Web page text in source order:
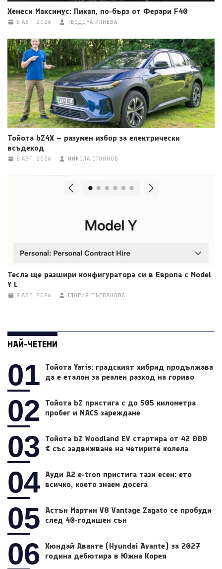
Хенеси Максимус: Пикап, по-бърз от Ферари F40
8 АВГ. 2026 ТЕОДОРА ИЛИЕВА
Тойота bZ4X – разумен избор за електрически
всъдеход
8 АВГ. 2026 НИКОЛА СТОЯНОВ
Тесла ще разшири конфигуратора си в Европа с Model
Y L
8 АВГ. 2026 ГЛОРИЯ ПЪРВАНОВА
НАЙ-ЧЕТЕНИ
01
Тойота Yaris: градският хибрид продължава
да е еталон за реален разход на гориво
02
Тойота bZ пристига с до 505 километра
пробег и NACS зареждане
03
Тойота bZ Woodland EV стартира от 42 000
€ със задвижване на четирите колела
04 Ауди A2 e-tron пристига тази есен: ето
всичко, което знаем досега
05
Астън Мартин V8 Vantage Zagato се пробуди
след 40-годишен сън
06
Хюндай Аванте (Hyundai Avante) за 2027
година дебютира в Южна Корея